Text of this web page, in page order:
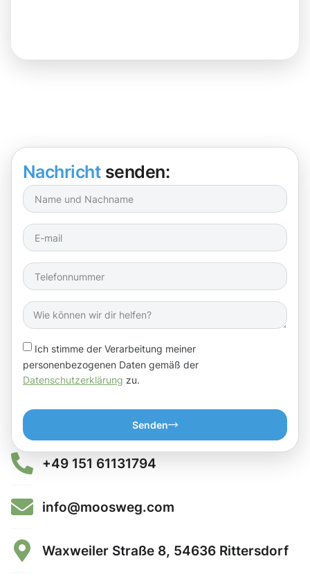
Nachricht senden:
Ich stimme der Verarbeitung meiner
personenbezogenen Daten gemäß der
Datenschutzerklärung zu.
Senden
+49 151 61131794
info@moosweg.com
Waxweiler Straße 8, 54636 Rittersdorf